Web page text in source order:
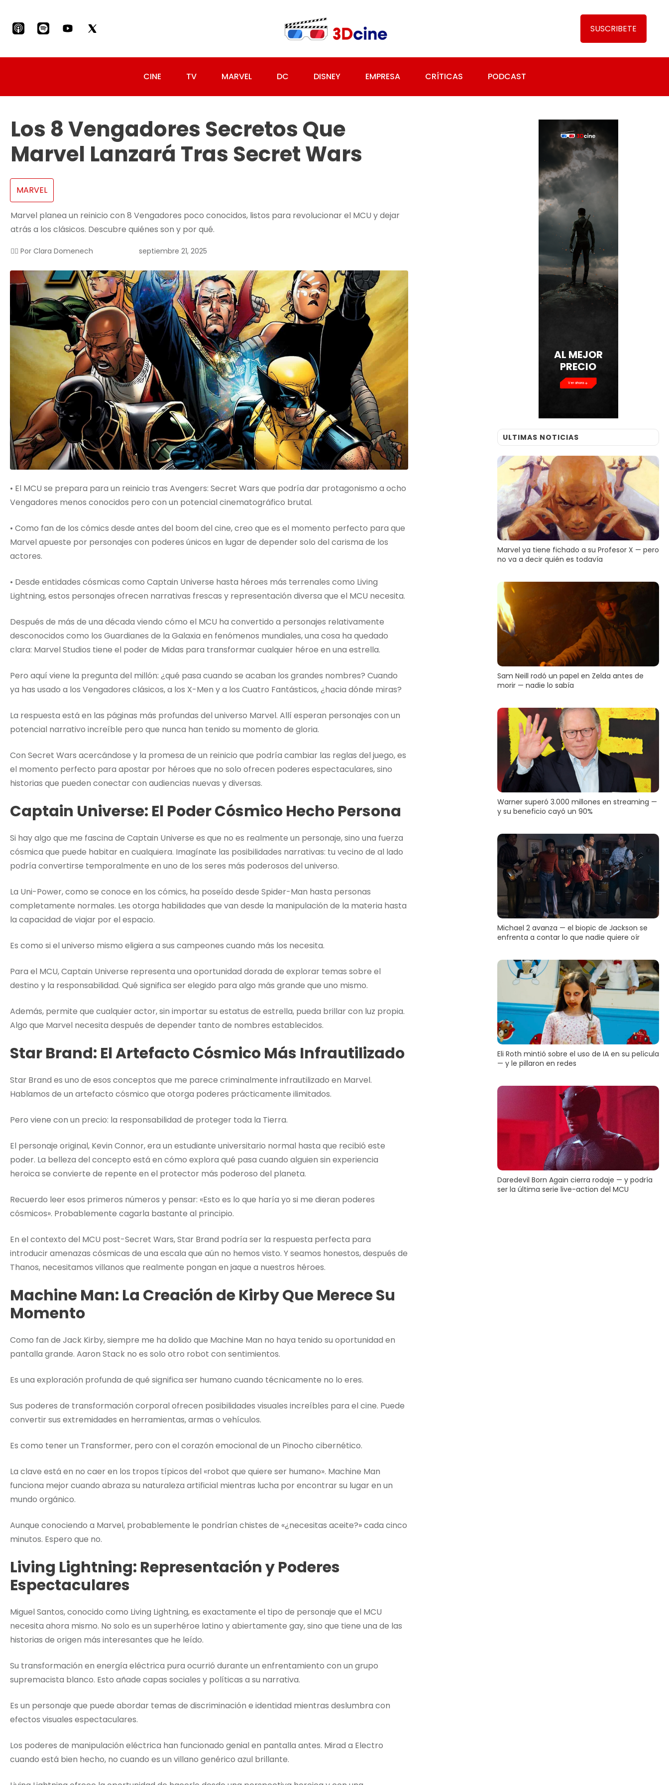
SUSCRIBETE
CINE TV MARVEL DC DISNEY EMPRESA CRÍTICAS PODCAST
Los 8 Vengadores Secretos Que
Marvel Lanzará Tras Secret Wars
MARVEL
Marvel planea un reinicio con 8 Vengadores poco conocidos, listos para revolucionar el MCU y dejar
atrás a los clásicos. Descubre quiénes son y por qué.
✍🏻 Por Clara Domenech septiembre 21, 2025
• El MCU se prepara para un reinicio tras Avengers: Secret Wars que podría dar protagonismo a ocho
Vengadores menos conocidos pero con un potencial cinematográfico brutal.
• Como fan de los cómics desde antes del boom del cine, creo que es el momento perfecto para que
Marvel apueste por personajes con poderes únicos en lugar de depender solo del carisma de los
actores.
• Desde entidades cósmicas como Captain Universe hasta héroes más terrenales como Living
Lightning, estos personajes ofrecen narrativas frescas y representación diversa que el MCU necesita.
Después de más de una década viendo cómo el MCU ha convertido a personajes relativamente
desconocidos como los Guardianes de la Galaxia en fenómenos mundiales, una cosa ha quedado
clara: Marvel Studios tiene el poder de Midas para transformar cualquier héroe en una estrella.
Pero aquí viene la pregunta del millón: ¿qué pasa cuando se acaban los grandes nombres? Cuando
ya has usado a los Vengadores clásicos, a los X-Men y a los Cuatro Fantásticos, ¿hacia dónde miras?
La respuesta está en las páginas más profundas del universo Marvel. Allí esperan personajes con un
potencial narrativo increíble pero que nunca han tenido su momento de gloria.
Con Secret Wars acercándose y la promesa de un reinicio que podría cambiar las reglas del juego, es
el momento perfecto para apostar por héroes que no solo ofrecen poderes espectaculares, sino
historias que pueden conectar con audiencias nuevas y diversas.
Captain Universe: El Poder Cósmico Hecho Persona
Si hay algo que me fascina de Captain Universe es que no es realmente un personaje, sino una fuerza
cósmica que puede habitar en cualquiera. Imagínate las posibilidades narrativas: tu vecino de al lado
podría convertirse temporalmente en uno de los seres más poderosos del universo.
La Uni-Power, como se conoce en los cómics, ha poseído desde Spider-Man hasta personas
completamente normales. Les otorga habilidades que van desde la manipulación de la materia hasta
la capacidad de viajar por el espacio.
Es como si el universo mismo eligiera a sus campeones cuando más los necesita.
Para el MCU, Captain Universe representa una oportunidad dorada de explorar temas sobre el
destino y la responsabilidad. Qué significa ser elegido para algo más grande que uno mismo.
Además, permite que cualquier actor, sin importar su estatus de estrella, pueda brillar con luz propia.
Algo que Marvel necesita después de depender tanto de nombres establecidos.
Star Brand: El Artefacto Cósmico Más Infrautilizado
Star Brand es uno de esos conceptos que me parece criminalmente infrautilizado en Marvel.
Hablamos de un artefacto cósmico que otorga poderes prácticamente ilimitados.
Pero viene con un precio: la responsabilidad de proteger toda la Tierra.
El personaje original, Kevin Connor, era un estudiante universitario normal hasta que recibió este
poder. La belleza del concepto está en cómo explora qué pasa cuando alguien sin experiencia
heroica se convierte de repente en el protector más poderoso del planeta.
Recuerdo leer esos primeros números y pensar: «Esto es lo que haría yo si me dieran poderes
cósmicos». Probablemente cagarla bastante al principio.
En el contexto del MCU post-Secret Wars, Star Brand podría ser la respuesta perfecta para
introducir amenazas cósmicas de una escala que aún no hemos visto. Y seamos honestos, después de
Thanos, necesitamos villanos que realmente pongan en jaque a nuestros héroes.
Machine Man: La Creación de Kirby Que Merece Su
Momento
Como fan de Jack Kirby, siempre me ha dolido que Machine Man no haya tenido su oportunidad en
pantalla grande. Aaron Stack no es solo otro robot con sentimientos.
Es una exploración profunda de qué significa ser humano cuando técnicamente no lo eres.
Sus poderes de transformación corporal ofrecen posibilidades visuales increíbles para el cine. Puede
convertir sus extremidades en herramientas, armas o vehículos.
Es como tener un Transformer, pero con el corazón emocional de un Pinocho cibernético.
La clave está en no caer en los tropos típicos del «robot que quiere ser humano». Machine Man
funciona mejor cuando abraza su naturaleza artificial mientras lucha por encontrar su lugar en un
mundo orgánico.
Aunque conociendo a Marvel, probablemente le pondrían chistes de «¿necesitas aceite?» cada cinco
minutos. Espero que no.
Living Lightning: Representación y Poderes
Espectaculares
Miguel Santos, conocido como Living Lightning, es exactamente el tipo de personaje que el MCU
necesita ahora mismo. No solo es un superhéroe latino y abiertamente gay, sino que tiene una de las
historias de origen más interesantes que he leído.
Su transformación en energía eléctrica pura ocurrió durante un enfrentamiento con un grupo
supremacista blanco. Esto añade capas sociales y políticas a su narrativa.
Es un personaje que puede abordar temas de discriminación e identidad mientras deslumbra con
efectos visuales espectaculares.
Los poderes de manipulación eléctrica han funcionado genial en pantalla antes. Mirad a Electro
cuando está bien hecho, no cuando es un villano genérico azul brillante.
AL MEJOR
PRECIO
ULTIMAS NOTICIAS
Marvel ya tiene fichado a su Profesor X — pero
no va a decir quién es todavía
Sam Neill rodó un papel en Zelda antes de
morir — nadie lo sabía
Warner superó 3.000 millones en streaming —
y su beneficio cayó un 90%
Michael 2 avanza — el biopic de Jackson se
enfrenta a contar lo que nadie quiere oír
Eli Roth mintió sobre el uso de IA en su película
— y le pillaron en redes
Daredevil Born Again cierra rodaje — y podría
ser la última serie live-action del MCU